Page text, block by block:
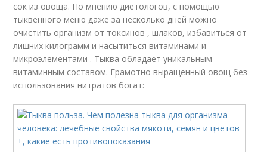
сок из овоща. По мнению диетологов, с помощью
тыквенного меню даже за несколько дней можно
очистить организм от токсинов , шлаков, избавиться от
лишних килограмм и насытиться витаминами и
микроэлементами . Тыква обладает уникальным
витаминным составом. Грамотно выращенный овощ без
использования нитратов богат: